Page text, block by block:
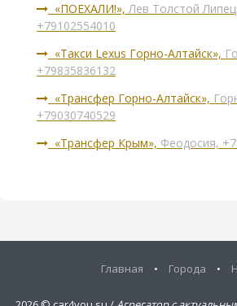
«ПОЕХАЛИ!»,Лев Толстой
+79102554010
«Такси Lexus Горно-Алтайск»,
+79835836132
«Трансфер Горно-Алтайск»,
+79030740529
«Трансфер Крым», Феодосия,
Главная • Города •